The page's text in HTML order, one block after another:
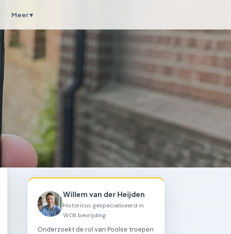
Meer ▾
Willem van der Heijden
Historicus gespecialiseerd in
WOII bevrijding
Onderzoekt de rol van Poolse troepen